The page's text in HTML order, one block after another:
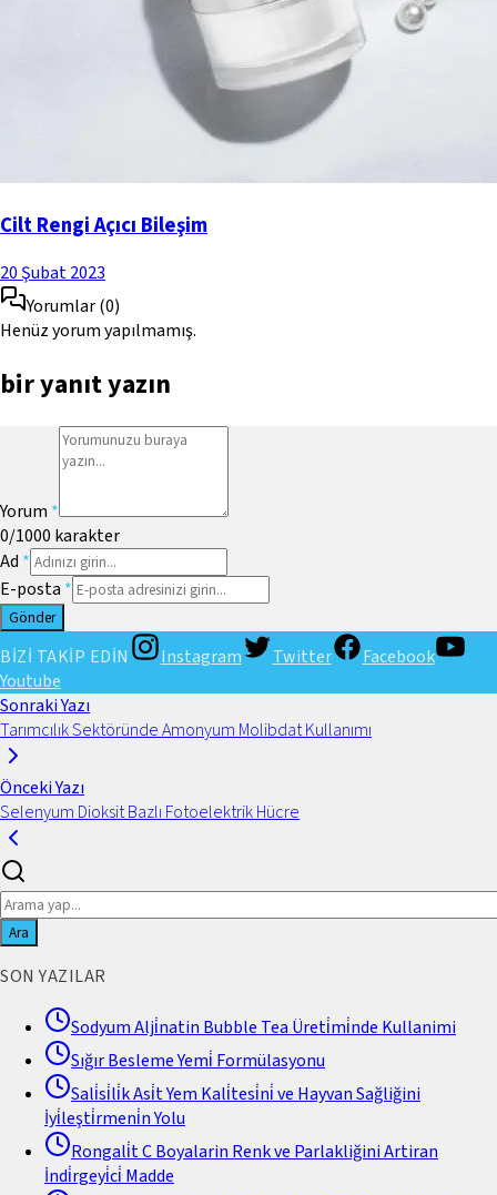
Cilt Rengi Açıcı Bileşim
20 Şubat 2023
Yorumlar(0)
Henüz yorum yapılmamış.
bir yanıt yazın
Yorum *
0/1000 karakter
Ad *
E-posta *
Gönder
BİZİ TAKİP EDİN Instagram Twitter
Facebook
Youtube
Sonraki Yazı
Tarımcılık Sektöründe Amonyum Molibdat Kullanımı
Önceki Yazı
Selenyum Dioksit Bazlı Fotoelektrik Hücre
Ara
SON YAZILAR
Sodyum Alji̇natin Bubble Tea Üreti̇mi̇nde Kullanimi
Sığır Besleme Yemi̇ Formülasyonu
Sali̇si̇li̇k Asi̇t Yem Kali̇tesi̇ni̇ ve Hayvan Sağliğini
İyi̇leşti̇rmeni̇n Yolu
Rongali̇t C Boyalarin Renk ve Parlakliğini Artiran
İndi̇rgeyi̇ci̇ Madde